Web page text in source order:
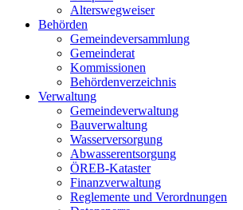
Alterswegweiser
Behörden
Gemeindeversammlung
Gemeinderat
Kommissionen
Behördenverzeichnis
Verwaltung
Gemeindeverwaltung
Bauverwaltung
Wasserversorgung
Abwasserentsorgung
ÖREB-Kataster
Finanzverwaltung
Reglemente und Verordnungen